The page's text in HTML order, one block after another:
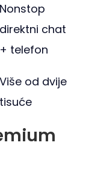
Nonstop
direktni chat
+ telefon
Više od dvije
tisuće